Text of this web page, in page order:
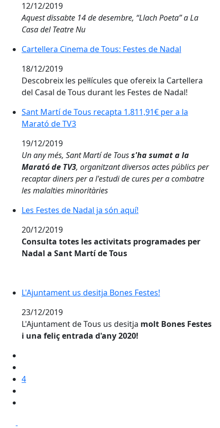
12/12/2019
Aquest dissabte 14 de desembre, “Llach Poeta” a La
Casa del Teatre Nu
Cartellera Cinema de Tous: Festes de Nadal
Cartellera Cinema de Tous: Festes de Nadal
18/12/2019
Descobreix les pel·lícules que ofereix la Cartellera
del Casal de Tous durant les Festes de Nadal!
Sant Martí de Tous recapta 1.811,91€ per a la Marató
Sant Martí de Tous recapta 1.811,91€ per a la
Marató de TV3
19/12/2019
Un any més, Sant Martí de Touss'ha sumat a la
Marató de TV3, organitzant diversos actes públics per
recaptar diners per a l'estudi de cures per a combatre
les malalties minoritàries
Les Festes de Nadal ja són aquí!
Les Festes de Nadal ja són aquí!
20/12/2019
Consulta totes les activitats programades per
Nadal a Sant Martí de Tous
L'Ajuntament us desitja Bones Festes!
L'Ajuntament us desitja Bones Festes!
23/12/2019
L'Ajuntament de Tous us desitja molt Bones Festes
i una feliç entrada d'any 2020!
4